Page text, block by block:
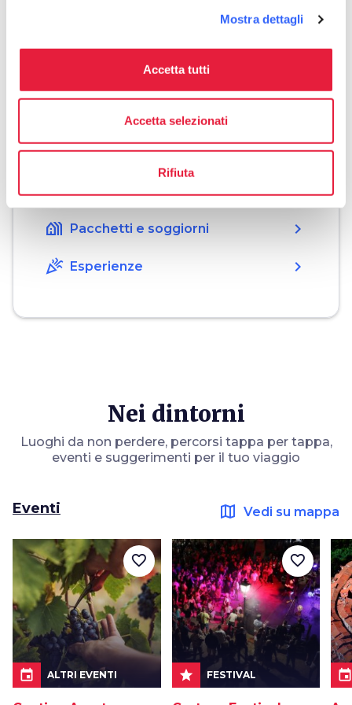
Mostra dettagli
Accetta tutti
Accetta selezionati
Rifiuta
hotel Dove dormire chevron_right
restaurant Dove mangiare chevron_right
holiday_village Pacchetti e soggiorni chevron_right
celebration Esperienze chevron_right
Nei dintorni
Luoghi da non perdere, percorsi tappa per tappa,
eventi e suggerimenti per il tuo viaggio
Eventi map Vedi su mappa
event ALTRI EVENTI
favorite_border
star FESTIVAL
favorite_border